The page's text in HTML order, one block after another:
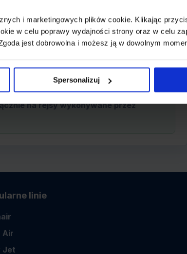
i marketingowych plików cookie. Klikając
w celu poprawy wydajności strony oraz w celu
jest dobrowolna i możesz ją w dowolnym
Spersonalizuj
OD
na rejsy wykonywane przez
linie
Air
Jet